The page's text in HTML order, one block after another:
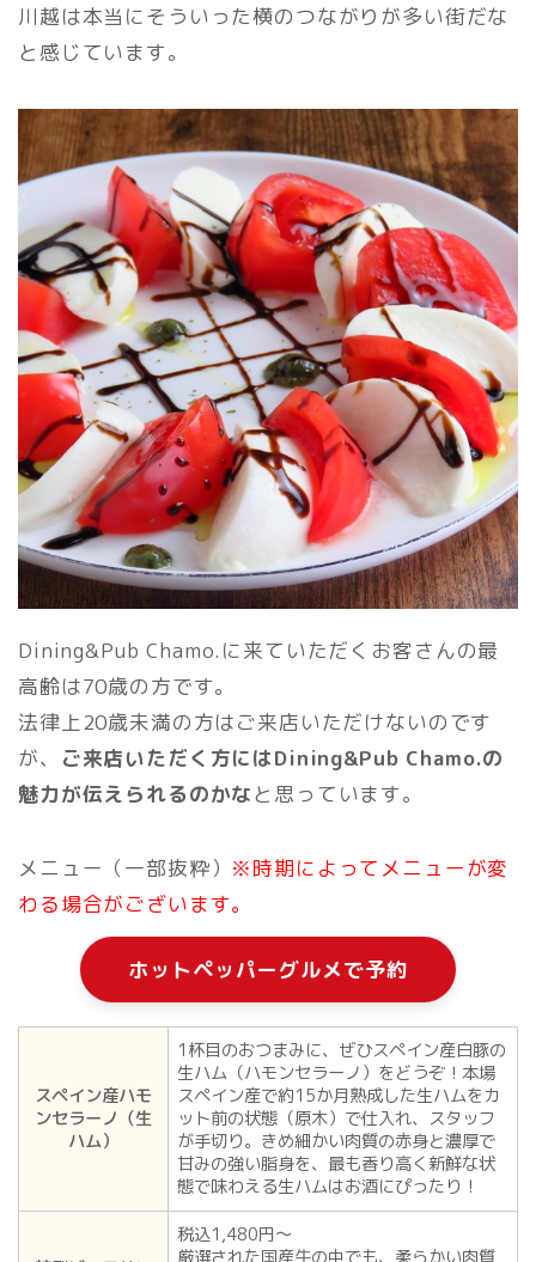
川越は本当にそういった横のつながりが多い街だな
と感じています。
Dining&Pub Chamo.に来ていただくお客さんの最
高齢は70歳の方です。
法律上20歳未満の方はご来店いただけないのです
が、
ご来店いただく方にはDining&Pub Chamo.の
魅力が伝えられるのかなと思っています。
メニュー（一部抜粋） ※時期によってメニューが変
わる場合がございます。
ホットペッパーグルメで予約
スペイン産ハモ
ンセラーノ（生
ハム）
1杯目のおつまみに、ぜひスペイン産白豚の
生ハム（ハモンセラーノ）をどうぞ！本場
スペイン産で約15か月熟成した生ハムをカ
ット前の状態（原木）で仕入れ、スタッフ
が手切り。きめ細かい肉質の赤身と濃厚で
甘みの強い脂身を、最も香り高く新鮮な状
態で味わえる生ハムはお酒にぴったり！
税込1,480円～
厳選された国産牛の中でも、柔らかい肉質